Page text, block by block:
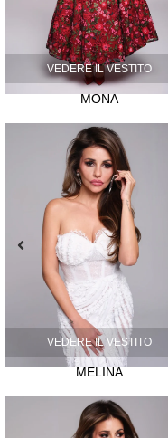
VEDERE IL VESTITO
MONA
VEDERE IL VESTITO
MELINA